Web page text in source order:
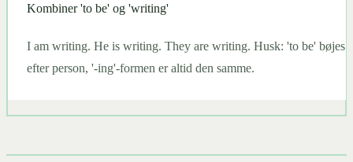
Kombiner 'to be' og 'writing'
I am writing. He is writing. They are writing. Husk: 'to be' bøjes
efter person, '-ing'-formen er altid den samme.